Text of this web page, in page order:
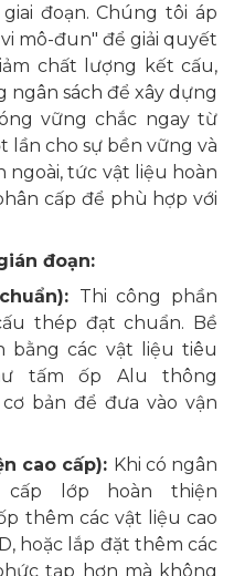
đoạn. Chúng tôi áp
mô-đun" để giải quyết
chất lượng kết cấu,
sách để xây dựng
vững chắc ngay từ
lần cho sự bền vững và
ngoài, tức vật liệu hoàn
cấp để phù hợp với
đoạn:
Thi công phần
thép đạt chuẩn. Bề
bằng các vật liệu tiêu
tấm ốp Alu thông
bản để đưa vào vận
cao cấp): Khi có ngân
lớp hoàn thiện
thêm các vật liệu cao
hoặc lắp đặt thêm các
tạp hơn mà không